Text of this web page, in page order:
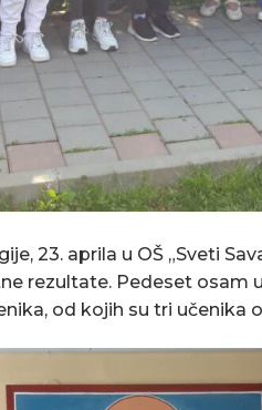
23. aprila u OŠ „Sveti
rezultate. Pedeset osam
od kojih su tri učenika